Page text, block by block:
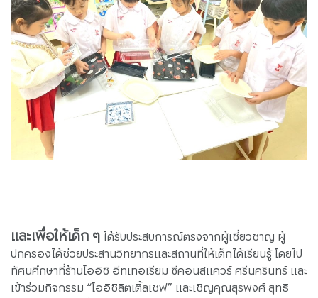
และเพื่อให้เด็ก ๆได้รับประสบการณ์ตรงจากผู้เชี่ยวชาญ ผู้
ปกครองได้ช่วยประสานวิทยากรและสถานที่ให้เด็กได้เรียนรู้ โดยไป
ทัศนศึกษาที่ร้านโออิชิ อีทเทอเรียม ซีคอนสแควร์ ศรีนครินทร์ และ
เข้าร่วมกิจกรรม “โออิชิลิตเติ้ลเชฟ” และเชิญคุณสุรพงศ์ สุทธิ